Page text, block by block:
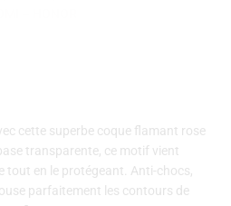
cette superbe coque flamant rose
transparente, ce motif vient
tout en le protégeant. Anti-chocs,
parfaitement les contours de